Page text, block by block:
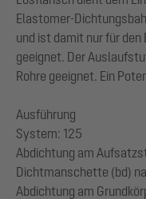
Elastomer-
und ist damit nur für
geeignet. Der
Rohre geeignet. Ein
Ausführung
System: 125
Abdichtung am
Dichtmanschette (bd)
Abdichtung am